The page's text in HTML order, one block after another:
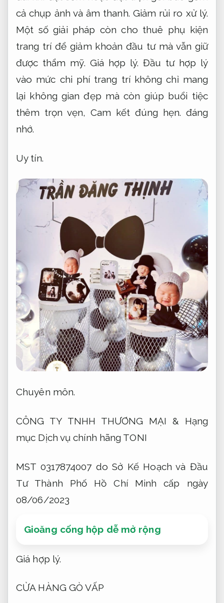
cả chụp ảnh và âm thanh. Giảm rủi ro xử lý.
Một số giải pháp còn cho thuê phụ kiện
trang trí để giảm khoản đầu tư mà vẫn giữ
được thẩm mỹ.Giá hợp lý. Đầu tư hợp lý
vào mức chi phí trang trí không chỉ mang
lại không gian đẹp mà còn giúp buổi tiệc
thêm trọn vẹn, Cam kết đúng hẹn. đáng
nhớ.
Uy tín.
Chuyên môn.
CÔNG TY TNHH THƯƠNG MẠI & Hạng
mục Dịch vụ chính hãng TONI
MST 0317874007 do Sở Kế Hoạch và Đầu
Tư Thành Phố Hồ Chí Minh cấp ngày
08/06/2023
Gioăng cống hộp dễ mở rộng
Giá hợp lý.
CỬA HÀNG GÒ VẤP